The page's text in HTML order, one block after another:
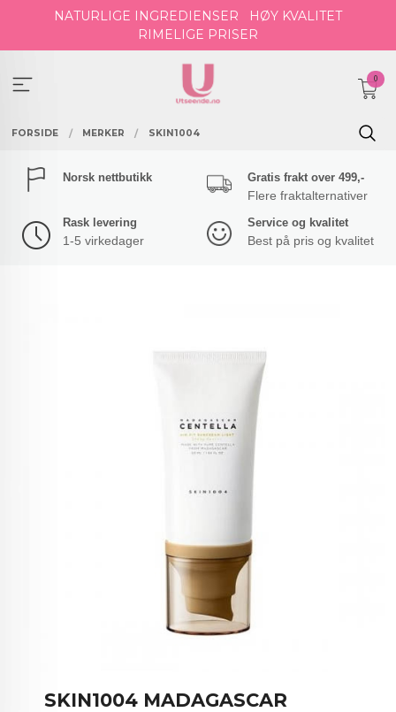
NATURLIGE INGREDIENSER
HØY KVALITET
RIMELIGE PRISER
0
FORSIDE MERKER SKIN1004
Norsk nettbutikk Gratis frakt over 499,-
Flere fraktalternativer
Rask levering
1-5 virkedager
Service og kvalitet
Best på pris og kvalitet
SKIN1004 MADAGASCAR